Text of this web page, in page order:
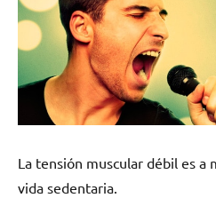
La tensión muscular débil es a
vida sedentaria.